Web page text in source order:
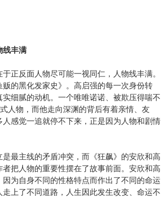
丰满
反面人物尽可能一视同仁，人物线丰满。
的黑化发家史》。高启强的每一次身份转
细腻的动机。一个唯唯诺诺、被欺压得喘不
人物，而他走向深渊的背后有着亲情、友
感觉一追就停不下来，正是因为人物和剧情
主线的矛盾冲突，而《狂飙》的安欣和高
把人物的重要性摆在了故事前面。安欣和高
为自身不同的性格特点而作出了不同的命运
上了不同道路，人生因此发生改变、命运不